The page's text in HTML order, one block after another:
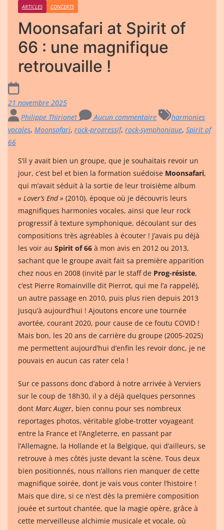
ARTICLES CONCERTS
Moonsafari at Spirit of
66 : une magnifique
retrouvaille !
21 novembre 2025
Philippe Thirionet
Aucun commentaire
harmonies
vocales, Moonsafari, rock-progressif, rock-symphonique, Spirit of
66
S’il y avait bien un groupe, que je souhaitais revoir un
jour, c’est bel et bien la formation suédoise Moonsafari,
qui m’avait séduit à la sortie de leur troisième album
« Lover’s End » (2010), époque où je découvris leurs
magnifiques harmonies vocales, ainsi que leur rock
progressif à texture symphonique, découlant sur des
compositions très agréables à écouter ! J’avais pu déjà
les voir au Spirit of 66 à mon avis en 2012 ou 2013,
sachant que le groupe avait fait sa première apparition
chez nous en 2008 (invité par le staff de Prog-résiste,
c’est Pierre Romainville dit Pierrot, qui me l’a rappelé),
un autre passage en 2010, puis plus rien depuis 2013
jusqu’à aujourd’hui ! Ajoutons encore une tournée
avortée, courant 2020, pour cause de ce foutu COVID !
Mais bon, les 20 ans de carrière du groupe (2005-2025)
me permettent aujourd’hui d’enfin les revoir donc, je ne
pouvais en aucun cas rater cela !
Sur ce passons donc d’abord à notre arrivée à Verviers
sur le coup de 18h30, il y a déjà quelques personnes
dont Marc Auger, bien connu pour ses nombreux
reportages photos, véritable globe-trotter voyageant
entre la France et l’Angleterre, en passant par
l’Allemagne, la Hollande et la Belgique, qui d’ailleurs, se
retrouve à mes côtés juste devant la scène. Tous deux
bien positionnés, nous n’allons rien manquer de cette
magnifique soirée, dont je vais vous conter l’histoire !
Mais que dire, si ce n’est dès la première composition
jouée et surtout chantée, que la magie opère, grâce à
cette merveilleuse alchimie musicale et vocale, où